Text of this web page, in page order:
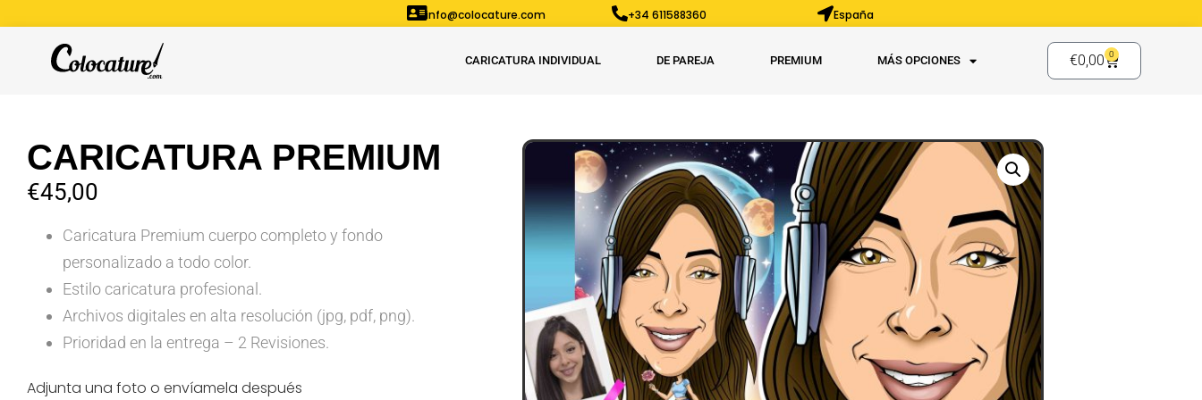
info@colocature.com +34 611588360 España
CARICATURA INDIVIDUAL DE PAREJA PREMIUM MÁS OPCIONES €0,00 0
CARICATURA PREMIUM
€45,00
Caricatura Premium cuerpo completo y fondo
personalizado a todo color.
Estilo caricatura profesional.
Archivos digitales en alta resolución (jpg, pdf, png).
Prioridad en la entrega – 2 Revisiones.
Adjunta una foto o envíamela después